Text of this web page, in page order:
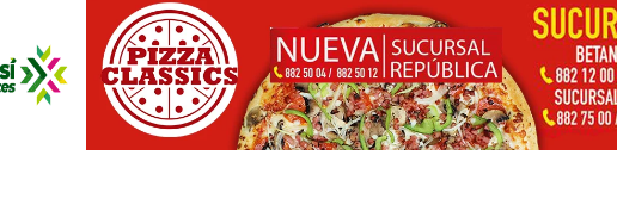
CON SERIAL TRAIL